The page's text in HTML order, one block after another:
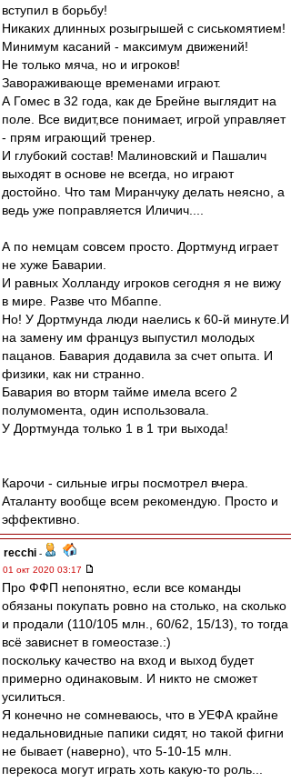
вступил в борьбу!
Никаких длинных розыгрышей с сиськомятием!
Минимум касаний - максимум движений!
Не только мяча, но и игроков!
Завораживающе временами играют.
А Гомес в 32 года, как де Брейне выглядит на
поле. Все видит,все понимает, игрой управляет
- прям играющий тренер.
И глубокий состав! Малиновский и Пашалич
выходят в основе не всегда, но играют
достойно. Что там Миранчуку делать неясно, а
ведь уже поправляется Иличич....
А по немцам совсем просто. Дортмунд играет
не хуже Баварии.
И равных Холланду игроков сегодня я не вижу
в мире. Разве что Мбаппе.
Но! У Дортмунда люди наелись к 60-й минуте.И
на замену им француз выпустил молодых
пацанов. Бавария додавила за счет опыта. И
физики, как ни странно.
Бавария во вторм тайме имела всего 2
полумомента, один использовала.
У Дортмунда только 1 в 1 три выхода!
Карочи - сильные игры посмотрел вчера.
Аталанту вообще всем рекомендую. Просто и
эффективно.
recchi -
01 окт 2020 03:17
Про ФФП непонятно, если все команды
обязаны покупать ровно на столько, на сколько
и продали (110/105 млн., 60/62, 15/13), то тогда
всё зависнет в гомеостазе.:)
поскольку качество на вход и выход будет
примерно одинаковым. И никто не сможет
усилиться.
Я конечно не сомневаюсь, что в УЕФА крайне
недальновидные папики сидят, но такой фигни
не бывает (наверно), что 5-10-15 млн.
перекоса могут играть хоть какую-то роль...